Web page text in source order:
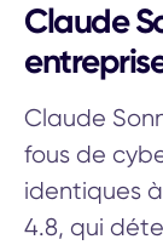
Claude
Claude
fous de
identiques
4.8, qui